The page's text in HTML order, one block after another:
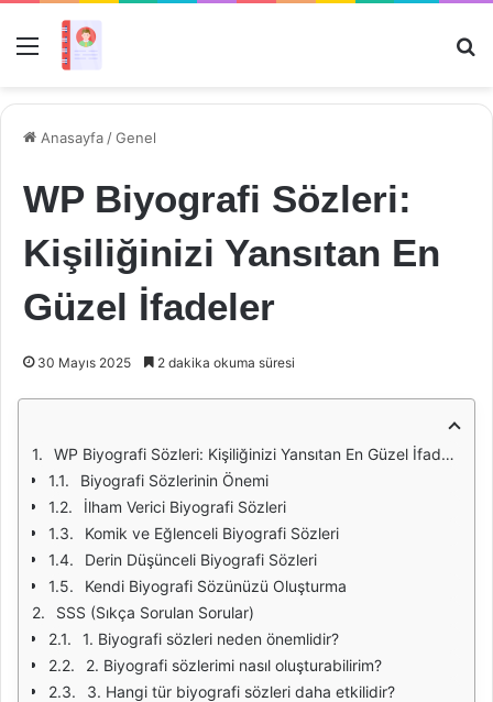
Menü
Anasayfa /Genel
WP Biyografi Sözleri:
Kişiliğinizi Yansıtan En
Güzel İfadeler
30 Mayıs 2025 2 dakika okuma süresi
WP Biyografi Sözleri: Kişiliğinizi Yansıtan En Güzel İfadeler
Biyografi Sözlerinin Önemi
İlham Verici Biyografi Sözleri
Komik ve Eğlenceli Biyografi Sözleri
Derin Düşünceli Biyografi Sözleri
Kendi Biyografi Sözünüzü Oluşturma
SSS (Sıkça Sorulan Sorular)
1. Biyografi sözleri neden önemlidir?
2. Biyografi sözlerimi nasıl oluşturabilirim?
3. Hangi tür biyografi sözleri daha etkilidir?